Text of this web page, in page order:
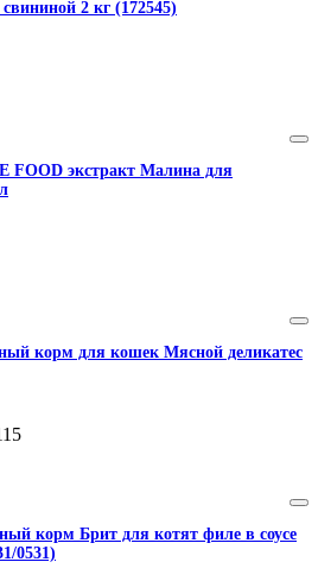
2 кг (172545)
FOOD экстракт Малина для
корм для кошек Мясной деликатес
корм Брит для котят филе в соусе
0531)